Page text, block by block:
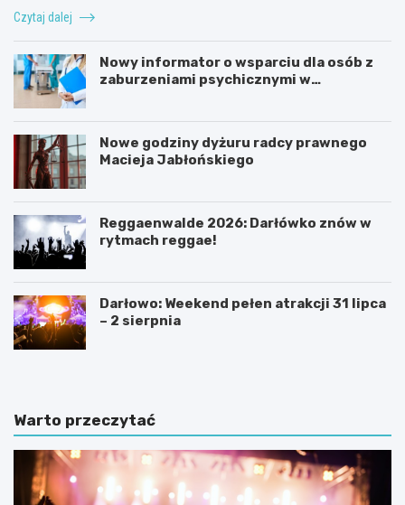
Czytaj dalej
Nowy informator o wsparciu dla osób z
zaburzeniami psychicznymi w
Nowe godziny dyżuru radcy prawnego
Macieja Jabłońskiego
Reggaenwalde 2026: Darłówko znów w
rytmach reggae!
Darłowo: Weekend pełen atrakcji 31 lipca
– 2 sierpnia
Warto przeczytać